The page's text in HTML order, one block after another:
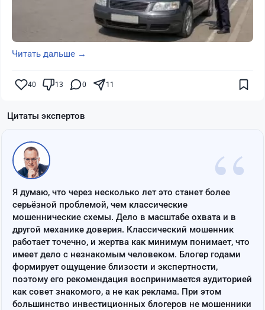
Читать дальше →
40 13 0 11
Цитаты экспертов
“
Я думаю, что через несколько лет это станет более
серьёзной проблемой, чем классические
мошеннические схемы. Дело в масштабе охвата и в
другой механике доверия. Классический мошенник
работает точечно, и жертва как минимум понимает, что
имеет дело с незнакомым человеком. Блогер годами
формирует ощущение близости и экспертности,
поэтому его рекомендация воспринимается аудиторией
как совет знакомого, а не как реклама. При этом
большинство инвестиционных блогеров не мошенники